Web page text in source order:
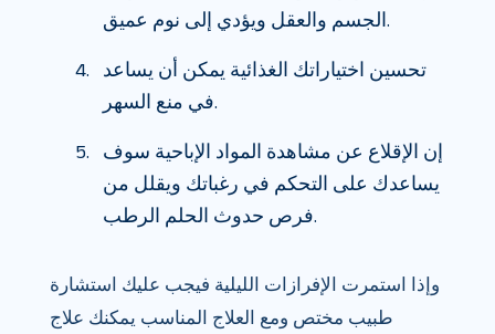
الجسم والعقل ويؤدي إلى نوم عميق.
تحسين اختياراتك الغذائية يمكن أن يساعد
في منع السهر.
إن الإقلاع عن مشاهدة المواد الإباحية سوف
يساعدك على التحكم في رغباتك ويقلل من
فرص حدوث الحلم الرطب.
وإذا استمرت الإفرازات الليلية فيجب عليك استشارة
طبيب مختص ومع العلاج المناسب يمكنك علاج